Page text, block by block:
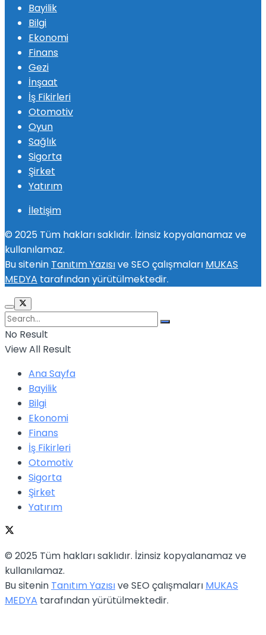
Bayilik
Bilgi
Ekonomi
Finans
Gezi
İnşaat
İş Fikirleri
Otomotiv
Oyun
Sağlık
Sigorta
Şirket
Yatırım
İletişim
© 2025 Tüm hakları saklıdır. İzinsiz kopyalanamaz ve
kullanılamaz.
Bu sitenin Tanıtım Yazısıve SEO çalışmaları MUKAS
MEDYA tarafından yürütülmektedir.
No Result
View All Result
Ana Sayfa
Bayilik
Bilgi
Ekonomi
Finans
İş Fikirleri
Otomotiv
Sigorta
Şirket
Yatırım
© 2025 Tüm hakları saklıdır. İzinsiz kopyalanamaz ve
kullanılamaz.
Bu sitenin Tanıtım Yazısıve SEO çalışmaları MUKAS
MEDYA tarafından yürütülmektedir.